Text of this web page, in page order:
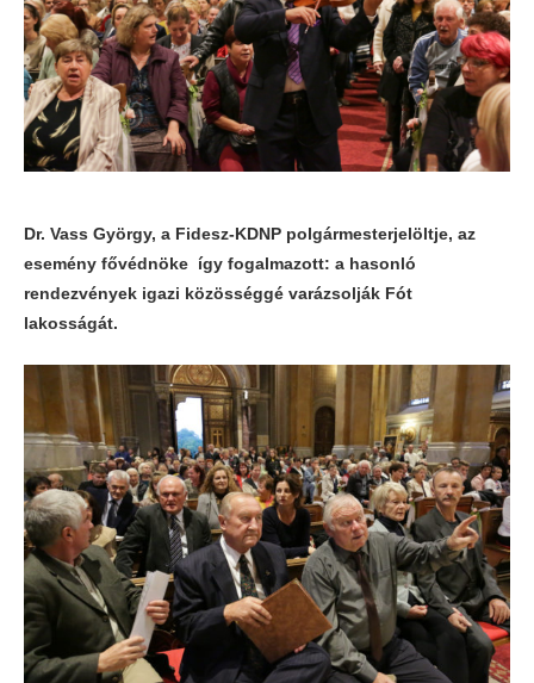
Dr. Vass György, a Fidesz-KDNP polgármesterjelöltje, az
esemény fővédnöke így fogalmazott: a hasonló
rendezvények igazi közösséggé varázsolják Fót
lakosságát.